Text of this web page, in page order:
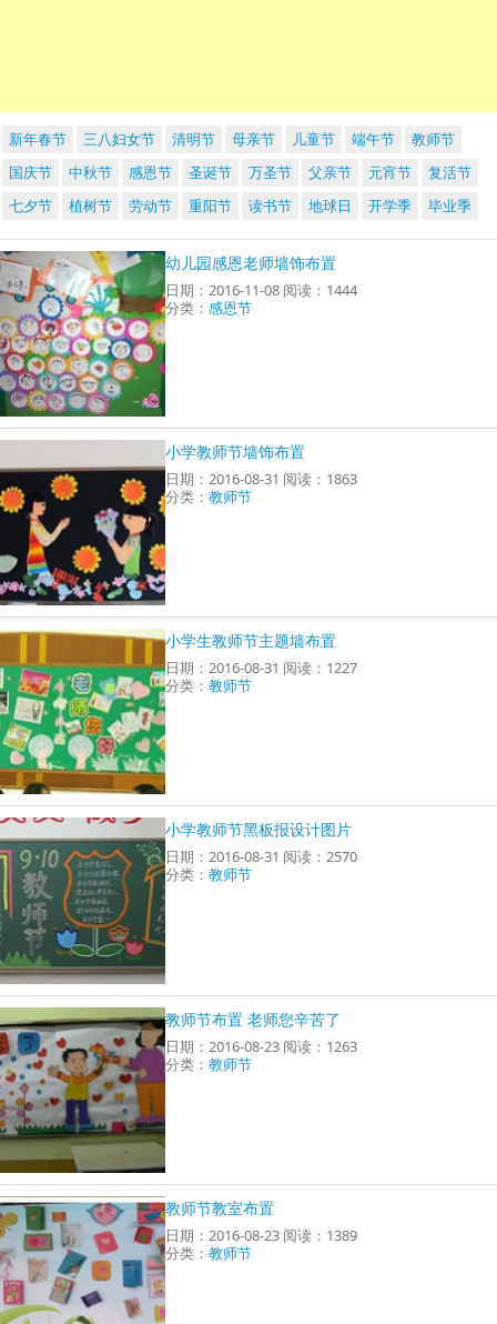
新年春节 三八妇女节 清明节 母亲节 儿童节 端午节
教师节
国庆节
中秋节 感恩节 圣诞节 万圣节 父亲节 元宵节
复活节
七夕节
植树节 劳动节 重阳节 读书节 地球日 开学季 毕业季
幼儿园感恩老师墙饰布置
日期：2016-11-08 阅读：1444
分类：感恩节
小学教师节墙饰布置
日期：2016-08-31 阅读：1863
分类：教师节
小学生教师节主题墙布置
日期：2016-08-31 阅读：1227
分类：教师节
小学教师节黑板报设计图片
日期：2016-08-31 阅读：2570
分类：教师节
教师节布置 老师您辛苦了
日期：2016-08-23 阅读：1263
分类：教师节
教师节教室布置
日期：2016-08-23 阅读：1389
分类：教师节